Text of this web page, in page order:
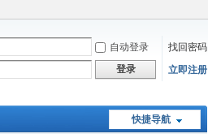
自动登录
找回密码
登录 立即注册
快捷导航